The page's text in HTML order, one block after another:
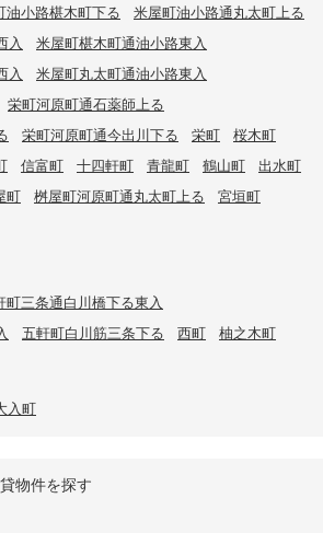
油小路椹木町下る
米屋町油小路通丸太町上る
入
米屋町椹木町通油小路東入
入
米屋町丸太町通油小路東入
栄町河原町通石薬師上る
栄町河原町通今出川下る 栄町
桜木町
信富町 十四軒町 青龍町 鶴山町
出水町
町 桝屋町河原町通丸太町上る
宮垣町
町三条通白川橋下る東入
五軒町白川筋三条下る 西町 柚之木町
入町
物件を探す